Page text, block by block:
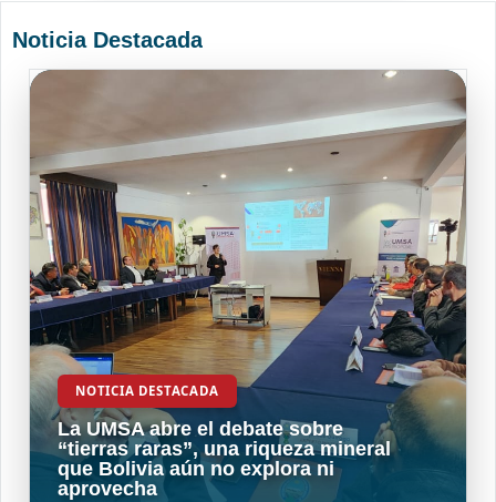
Noticia Destacada
NOTICIA DESTACADA
La UMSA abre el debate sobre
“tierras raras”, una riqueza mineral
que Bolivia aún no explora ni
aprovecha